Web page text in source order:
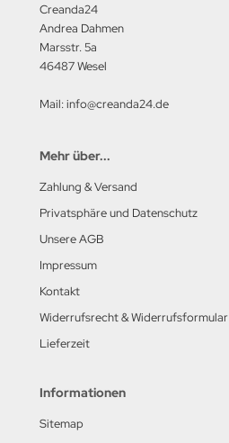
Creanda24
Andrea Dahmen
Marsstr. 5a
46487 Wesel
Mail: info@creanda24.de
Mehr über...
Zahlung & Versand
Privatsphäre und Datenschutz
Unsere AGB
Impressum
Kontakt
Widerrufsrecht & Widerrufsformular
Lieferzeit
Informationen
Sitemap